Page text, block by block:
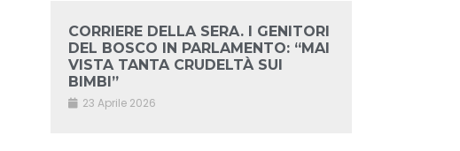
CORRIERE DELLA SERA. I GENITORI
DEL BOSCO IN PARLAMENTO: “MAI
VISTA TANTA CRUDELTÀ SUI
BIMBI”
23 Aprile 2026